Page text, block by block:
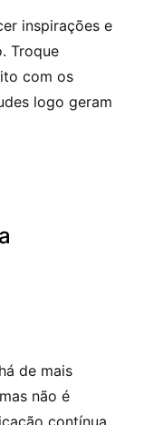
inspirações e
Troque
com os
logo geram
de mais
não é
contínua.